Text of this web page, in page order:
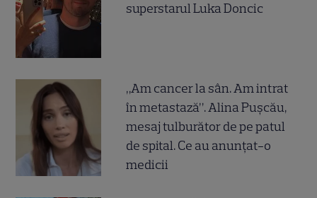
superstarul Luka Doncic
„Am cancer la sân. Am intrat
în metastază”. Alina Pușcău,
mesaj tulburător de pe patul
de spital. Ce au anunțat-o
medicii